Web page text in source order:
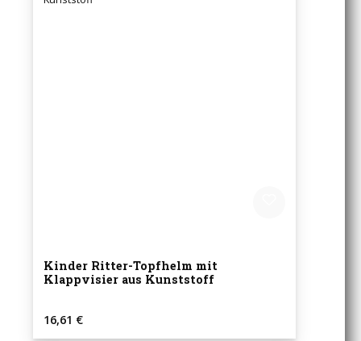
Kinder Ritter-Topfhelm mit
Klappvisier aus Kunststoff
Regulärer Preis:
16,61 €